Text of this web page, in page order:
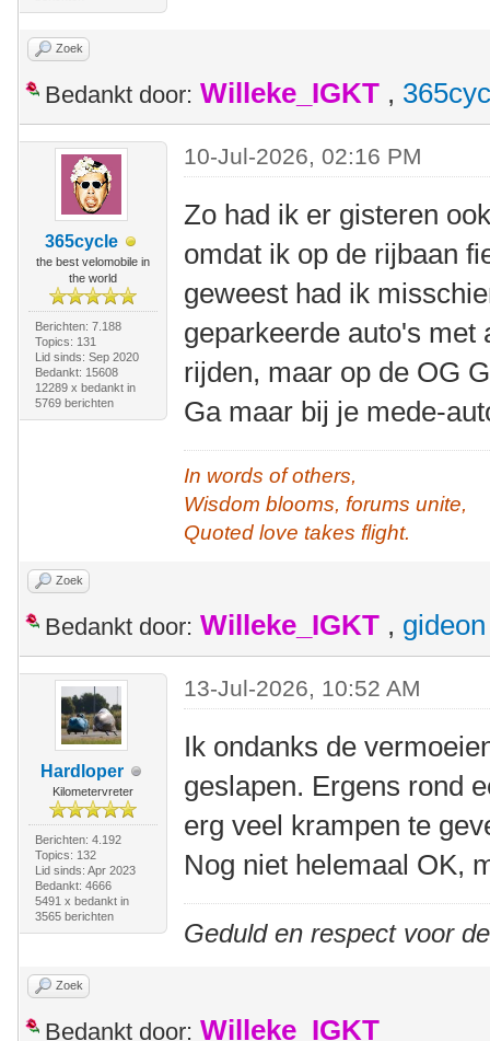
Zoek
Bedankt door: Willeke_IGKT ,
365cycle
the best velomobile in
the world
Berichten: 7.188
Topics: 131
Lid sinds: Sep 2020
Bedankt: 15608
12289 x bedankt in
5769 berichten
10-Jul-2026, 02:16 PM
Zo had ik er gisteren
omdat ik op de rijbaan
geweest had ik
geparkeerde auto's met
rijden, maar op de OG
Ga maar bij je mede-
In words of others,
Wisdom blooms, forums unite,
Quoted love takes flight.
Zoek
Bedankt door: Willeke_IGKT , gideon
Hardloper
Kilometervreter
Berichten: 4.192
Topics: 132
Lid sinds: Apr 2023
Bedankt: 4666
5491 x bedankt in
3565 berichten
13-Jul-2026, 10:52 AM
Ik ondanks de
geslapen. Ergens rond
erg veel krampen te
Nog niet helemaal OK,
Geduld en respect voor
Zoek
Bedankt door: Willeke_IGKT